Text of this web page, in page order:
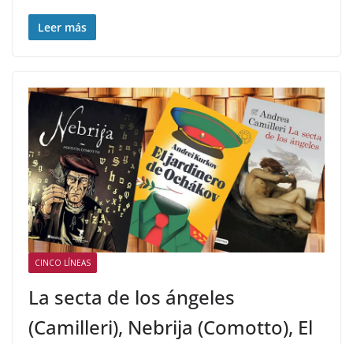
Leer más
CINCO LÍNEAS
La secta de los ángeles
(Camilleri), Nebrija (Comotto), El